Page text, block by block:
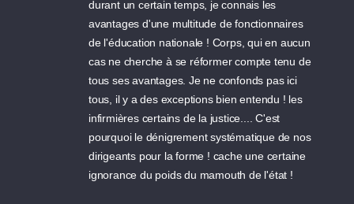
durant un certain temps, je connais les
avantages d'une multitude de fonctionnaires
de l'éducation nationale ! Corps, qui en aucun
cas ne cherche à se réformer compte tenu de
tous ses avantages. Je ne confonds pas ici
tous, il y a des exceptions bien entendu ! les
infirmières certains de la justice.... C'est
pourquoi le dénigrement systématique de nos
dirigeants pour la forme ! cache une certaine
ignorance du poids du mamouth de l'état !